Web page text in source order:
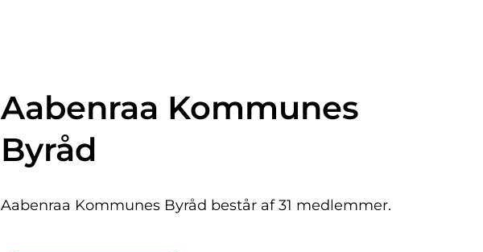
Aabenraa Kommunes
Byråd
Aabenraa Kommunes Byråd består af 31 medlemmer.